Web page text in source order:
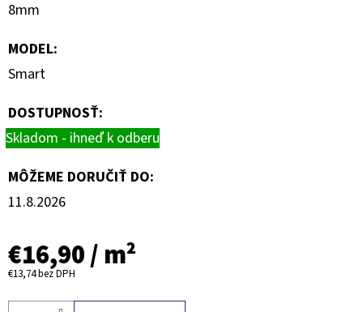
8mm
MODEL:
Smart
DOSTUPNOSŤ:
Skladom - ihneď k odberu
MÔŽEME DORUČIŤ DO:
11.8.2026
€16,90/ m²
€13,74bez DPH